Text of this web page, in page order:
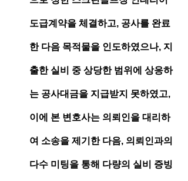
도급계약을 체결하고, 공사를 완료
한 다음 목적물을 인도하였으나, 지
출한 실비 중 상당한 범위에 상응하
는 공사대금을 지급받지 못하였고,
이에 본 변호사는 의뢰인을 대리하
여 소송을 제기한 다음, 의뢰인과의
다수 미팅을 통해 다량의 실비 증빙